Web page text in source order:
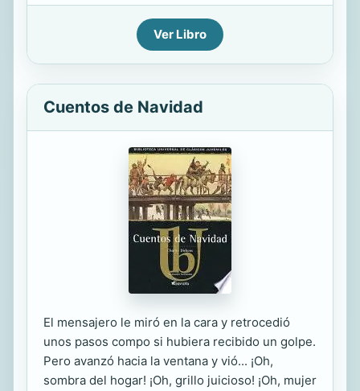
Ver Libro
Cuentos de Navidad
El mensajero le miró en la cara y retrocedió
unos pasos compo si hubiera recibido un golpe.
Pero avanzó hacia la ventana y vió... ¡Oh,
sombra del hogar! ¡Oh, grillo juicioso! ¡Oh, mujer